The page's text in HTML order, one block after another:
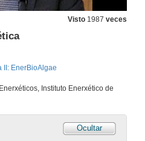
Visto 1987 veces
II: EnerBioAlgae
Instituto Enerxético de
Ocultar
Asistencia Técnica: Método Estudios Consultores